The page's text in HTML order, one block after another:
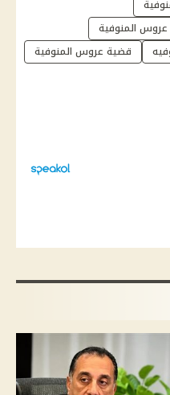
المنوفية
قضية عروس المنوفية